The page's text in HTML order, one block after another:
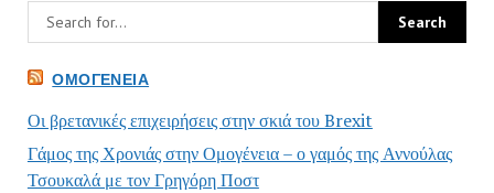
ΟΜΟΓΈΝΕΙΑ
Οι βρετανικές επιχειρήσεις στην σκιά του Brexit
Γάμος της Χρονιάς στην Ομογένεια – ο γαμός της Αννούλας
Τσουκαλά με τον Γρηγόρη Ποστ